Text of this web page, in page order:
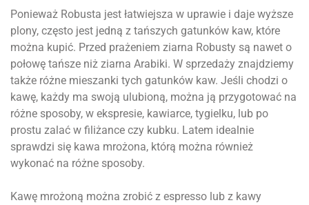
Ponieważ Robusta jest łatwiejsza w uprawie i daje wyższe
plony, często jest jedną z tańszych gatunków kaw, które
można kupić. Przed prażeniem ziarna Robusty są nawet o
połowę tańsze niż ziarna Arabiki. W sprzedaży znajdziemy
także różne mieszanki tych gatunków kaw. Jeśli chodzi o
kawę, każdy ma swoją ulubioną, można ją przygotować na
różne sposoby, w ekspresie, kawiarce, tygielku, lub po
prostu zalać w filiżance czy kubku. Latem idealnie
sprawdzi się kawa mrożona, którą można również
wykonać na różne sposoby.
Kawę mrożoną można zrobić z espresso lub z kawy